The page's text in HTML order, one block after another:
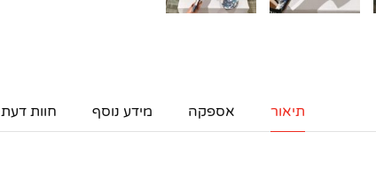
תיאור אספקה מידע נוסף חוות דעת